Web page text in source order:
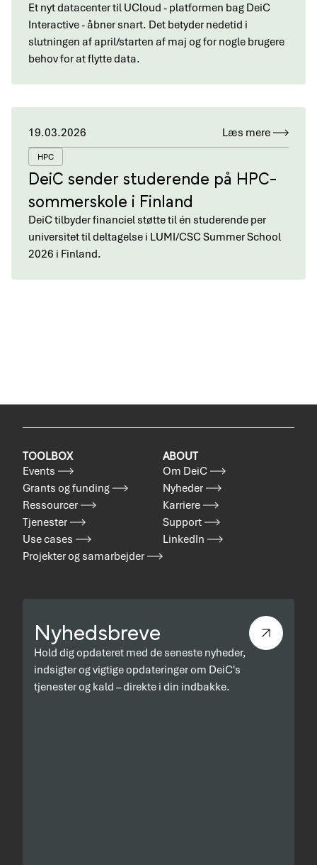
Et nyt datacenter til UCloud - platformen bag DeiC
Interactive - åbner snart. Det betyder nedetid i
slutningen af april/starten af maj og for nogle brugere
behov for at flytte data.
19.03.2026 Læs mere
HPC
DeiC sender studerende på HPC-
sommerskole i Finland
DeiC tilbyder financiel støtte til én studerende per
universitet til deltagelse i LUMI/CSC Summer School
2026 i Finland.
TOOLBOX
Events
Grants og funding
Ressourcer
Tjenester
Use cases
Projekter og samarbejder
ABOUT
Om DeiC
Nyheder
Karriere
Support
LinkedIn
Nyhedsbreve
Hold dig opdateret med de seneste nyheder,
indsigter og vigtige opdateringer om DeiC's
tjenester og kald – direkte i din indbakke.